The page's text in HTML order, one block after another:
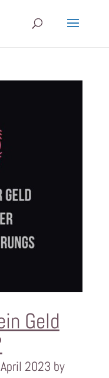
Geld
2023 by